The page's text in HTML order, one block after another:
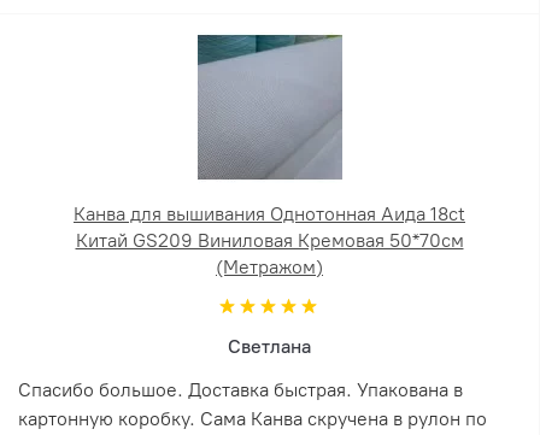
Канва для вышивания Однотонная Аида 18ct
Китай GS209 Виниловая Кремовая 50*70см
(Метражом)
Светлана
Спасибо большое. Доставка быстрая. Упакована в
картонную коробку. Сама Канва скручена в рулон по